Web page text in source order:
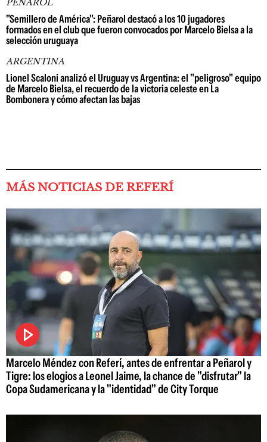
PEÑAROL
"Semillero de América": Peñarol destacó a los 10 jugadores
formados en el club que fueron convocados por Marcelo Bielsa a la
selección uruguaya
ARGENTINA
Lionel Scaloni analizó el Uruguay vs Argentina: el "peligroso" equipo
de Marcelo Bielsa, el recuerdo de la victoria celeste en La
Bombonera y cómo afectan las bajas
MÁS NOTICIAS DE REFERÍ
Marcelo Méndez con Referí, antes de enfrentar a Peñarol y
Tigre: los elogios a Leonel Jaime, la chance de "disfrutar" la
Copa Sudamericana y la "identidad" de City Torque